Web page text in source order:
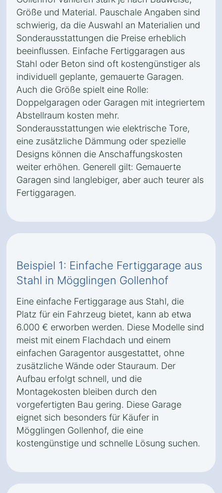
Größe und Material. Pauschale Angaben sind
schwierig, da die Auswahl an Materialien und
Sonderausstattungen die Preise erheblich
beeinflussen. Einfache Fertiggaragen aus
Stahl oder Beton sind oft kostengünstiger als
individuell geplante, gemauerte Garagen.
Auch die Größe spielt eine Rolle:
Doppelgaragen oder Garagen mit integriertem
Abstellraum kosten mehr.
Sonderausstattungen wie elektrische Tore,
eine zusätzliche Dämmung oder spezielle
Designs können die Anschaffungskosten
weiter erhöhen. Generell gilt: Gemauerte
Garagen sind langlebiger, aber auch teurer als
Fertiggaragen.
Beispiel 1: Einfache Fertiggarage aus
Stahl in Mögglingen Gollenhof
Eine einfache Fertiggarage aus Stahl, die
Platz für ein Fahrzeug bietet, kann ab etwa
6.000 € erworben werden. Diese Modelle sind
meist mit einem Flachdach und einem
einfachen Garagentor ausgestattet, ohne
zusätzliche Wände oder Stauraum. Der
Aufbau erfolgt schnell, und die
Montagekosten bleiben durch den
vorgefertigten Bau gering. Diese Garage
eignet sich besonders für Käufer in
Mögglingen Gollenhof, die eine
kostengünstige und schnelle Lösung suchen.